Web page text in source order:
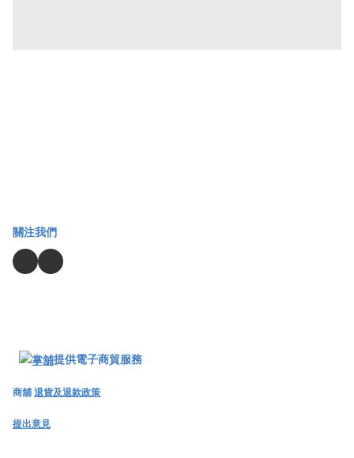
關注我們
提供電子商貿服務
商舖退貨及退款政策
提出意見